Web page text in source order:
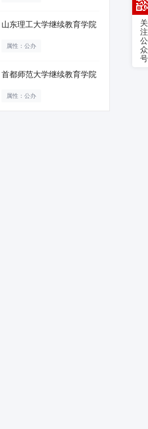
山东理工大学继续教育学院
属性：公办
首都师范大学继续教育学院
属性：公办
关
注
公
众
号